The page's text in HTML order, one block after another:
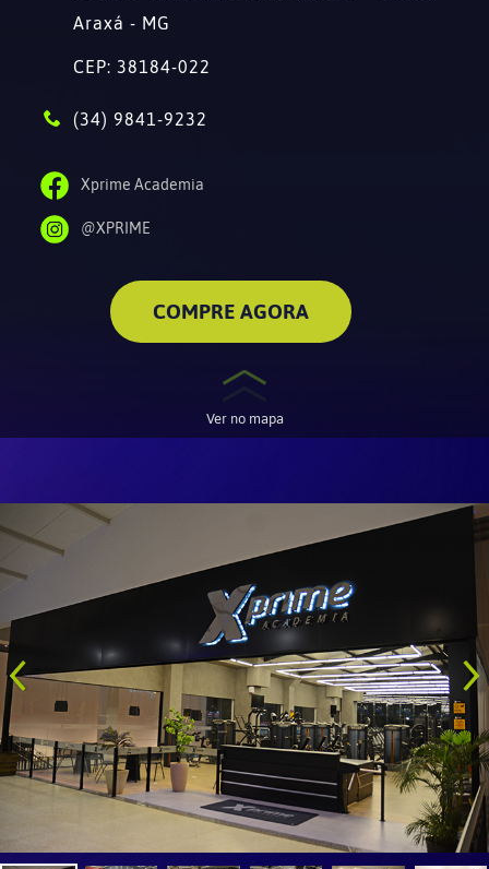
Araxá - MG
CEP: 38184-022
(34) 9841-9232
Xprime Academia
@XPRIME
COMPRE AGORA
Ver no mapa